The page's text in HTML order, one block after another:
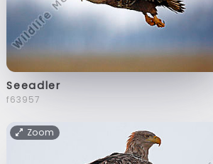
Seeadler
f63957
Zoom